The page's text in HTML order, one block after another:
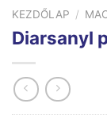
KEZDŐLAP /
Diarsanyl